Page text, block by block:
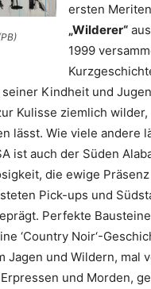
ersten
„Wilderer“
1999
Kindheit und
Kulisse ziemlich
lässt. Wie viele andere
ist auch der Süden
die ewige
Pick-ups und
Perfekte
‘Country Noir‘-
Jagen und Wildern, mal
und Morden,